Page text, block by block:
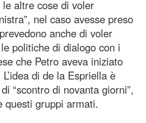
altre cose di voler
nel caso avesse preso
anche di voler
politiche di dialogo con i
che Petro aveva iniziato
di de la Espriella è
“scontro di novanta giorni”,
questi gruppi armati.